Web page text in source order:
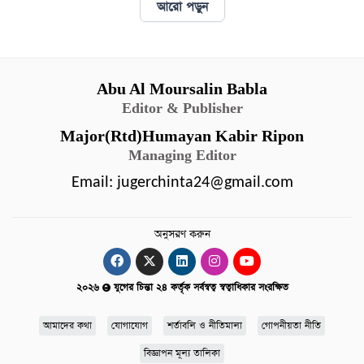
আরো পড়ুন
Abu Al Moursalin Babla
Editor & Publisher
Major(Rtd)Humayan Kabir Ripon
Managing Editor
Email: jugerchinta24@gmail.com
অনুসরণ করুন
২০২৬ যুগের চিন্তা ২৪ কর্তৃক সর্বস্বত্ব স্বত্বাধিকার সংরক্ষিত
আমাদের কথা যোগাযোগ শর্তাবলি ও নীতিমালা গোপনীয়তা নীতি
বিজ্ঞাপন মূল্য তালিকা